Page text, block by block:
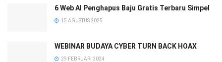
6 Web AI Penghapus Baju Gratis Terbaru Simpel
15 AGUSTUS 2025
WEBINAR BUDAYA CYBER TURN BACK HOAX
29 FEBRUARI 2024